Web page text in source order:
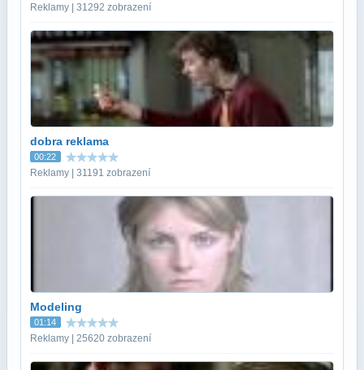
Reklamy | 31292 zobrazení
dobra reklama
00:22
Reklamy | 31191 zobrazení
Modeling
01:14
Reklamy | 25620 zobrazení